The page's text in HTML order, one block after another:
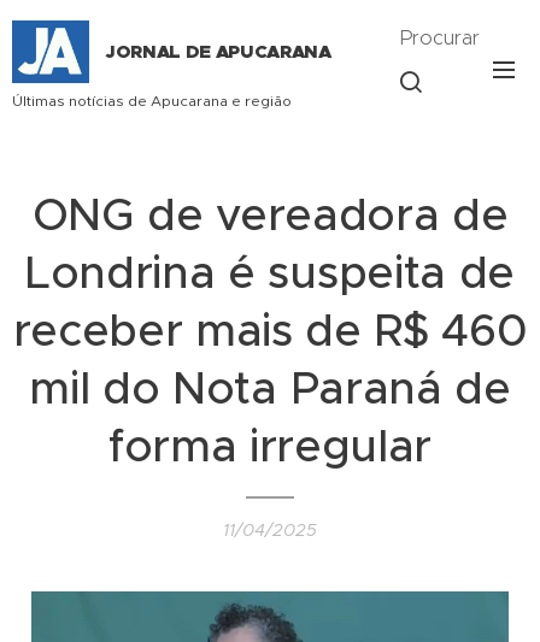
JORNAL DE APUCARANA
Últimas notícias de Apucarana e região
Procurar
ONG de vereadora de
Londrina é suspeita de
receber mais de R$ 460
mil do Nota Paraná de
forma irregular
11/04/2025